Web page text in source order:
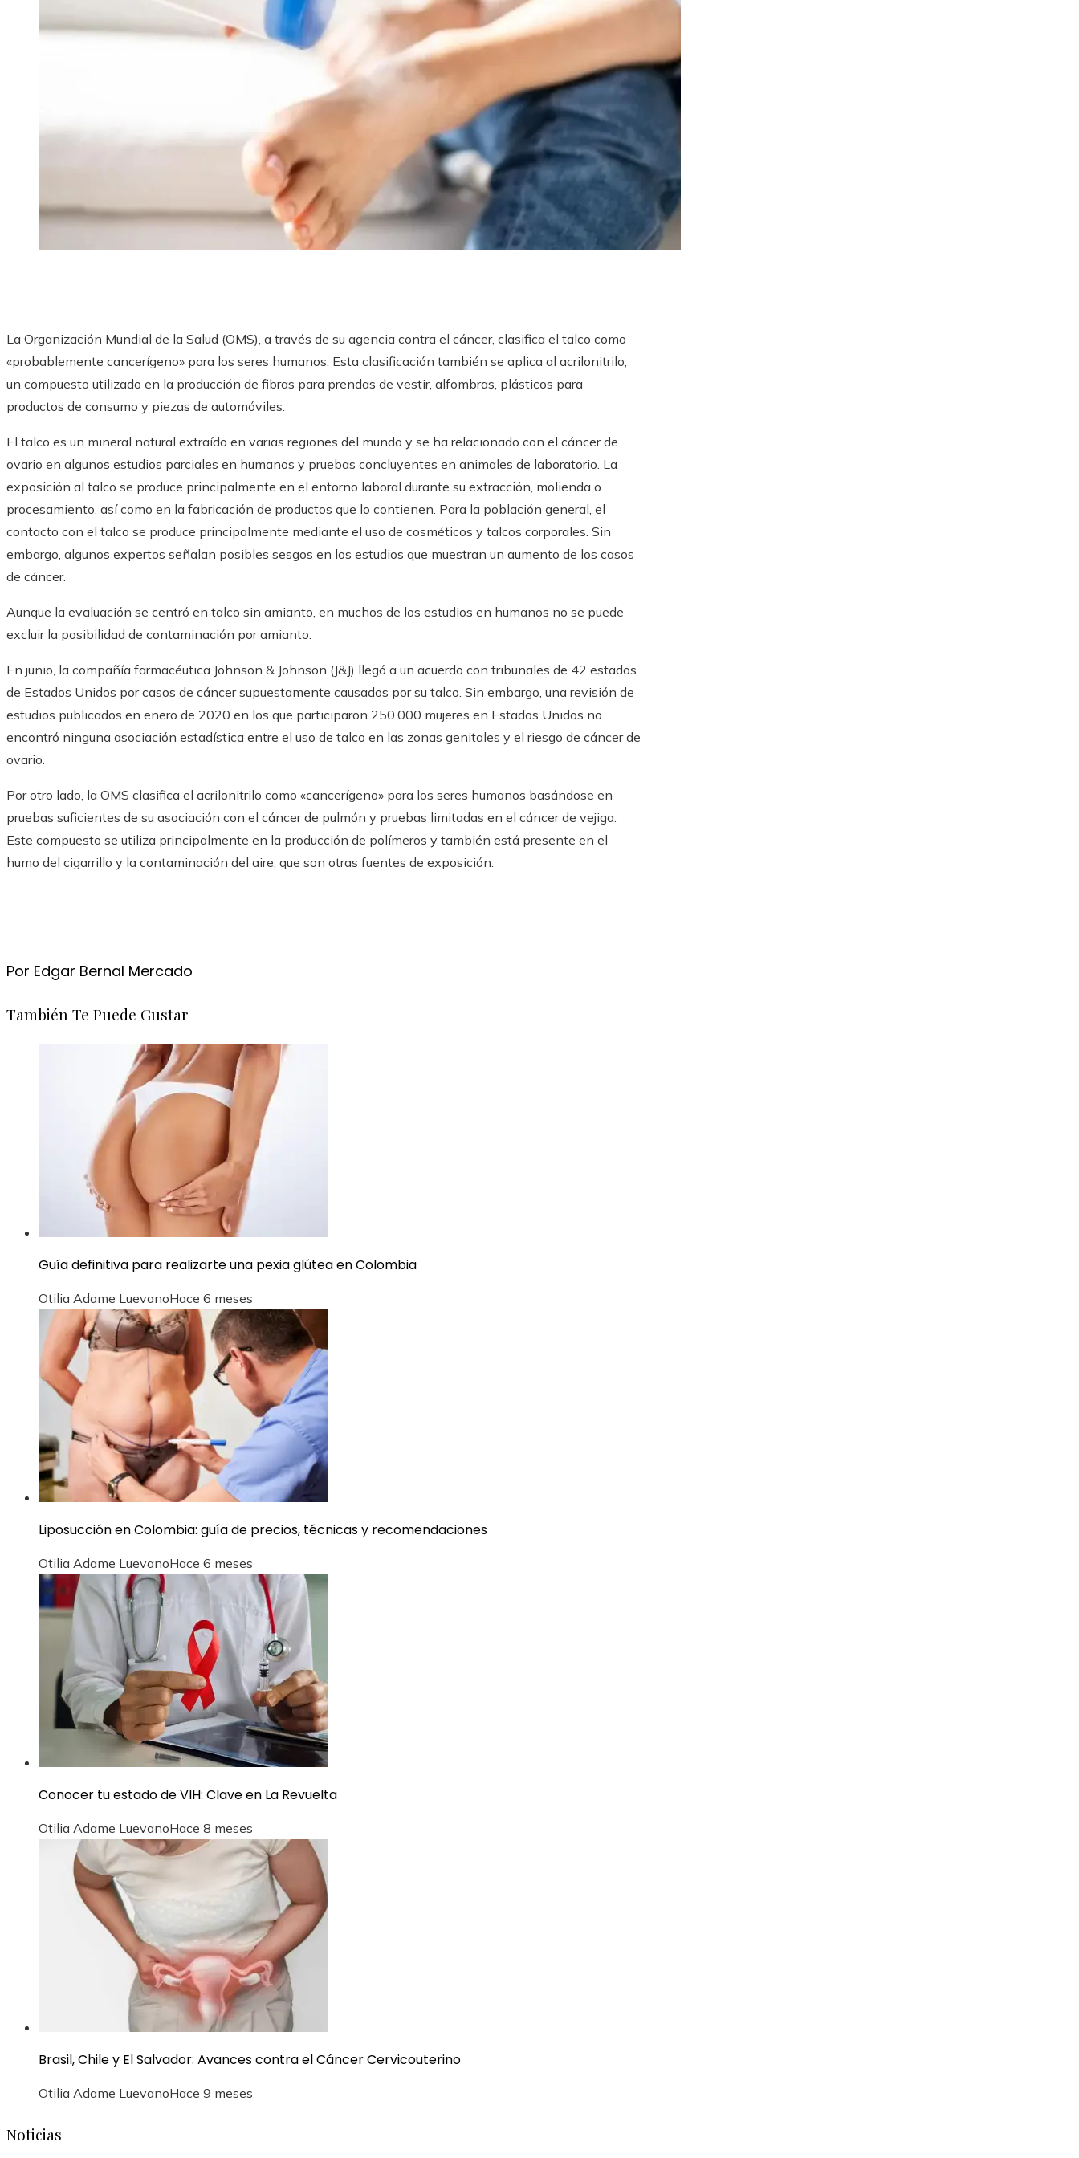
La Organización Mundial de la Salud (OMS), a través de su agencia contra el cáncer, clasifica el talco como
«probablemente cancerígeno» para los seres humanos. Esta clasificación también se aplica al acrilonitrilo,
un compuesto utilizado en la producción de fibras para prendas de vestir, alfombras, plásticos para
productos de consumo y piezas de automóviles.
El talco es un mineral natural extraído en varias regiones del mundo y se ha relacionado con el cáncer de
ovario en algunos estudios parciales en humanos y pruebas concluyentes en animales de laboratorio. La
exposición al talco se produce principalmente en el entorno laboral durante su extracción, molienda o
procesamiento, así como en la fabricación de productos que lo contienen. Para la población general, el
contacto con el talco se produce principalmente mediante el uso de cosméticos y talcos corporales. Sin
embargo, algunos expertos señalan posibles sesgos en los estudios que muestran un aumento de los casos
de cáncer.
Aunque la evaluación se centró en talco sin amianto, en muchos de los estudios en humanos no se puede
excluir la posibilidad de contaminación por amianto.
En junio, la compañía farmacéutica Johnson & Johnson (J&J) llegó a un acuerdo con tribunales de 42 estados
de Estados Unidos por casos de cáncer supuestamente causados ​​por su talco. Sin embargo, una revisión de
estudios publicados en enero de 2020 en los que participaron 250.000 mujeres en Estados Unidos no
encontró ninguna asociación estadística entre el uso de talco en las zonas genitales y el riesgo de cáncer de
ovario.
Por otro lado, la OMS clasifica el acrilonitrilo como «cancerígeno» para los seres humanos basándose en
pruebas suficientes de su asociación con el cáncer de pulmón y pruebas limitadas en el cáncer de vejiga.
Este compuesto se utiliza principalmente en la producción de polímeros y también está presente en el
humo del cigarrillo y la contaminación del aire, que son otras fuentes de exposición.
Por Edgar Bernal Mercado
También Te Puede Gustar
Guía definitiva para realizarte una pexia glútea en Colombia
Otilia Adame LuevanoHace 6 meses
Liposucción en Colombia: guía de precios, técnicas y recomendaciones
Otilia Adame LuevanoHace 6 meses
Conocer tu estado de VIH: Clave en La Revuelta
Otilia Adame LuevanoHace 8 meses
Brasil, Chile y El Salvador: Avances contra el Cáncer Cervicouterino
Otilia Adame LuevanoHace 9 meses
Noticias